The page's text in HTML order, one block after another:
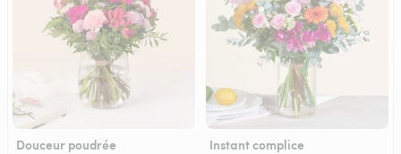
Douceur poudrée Instant complice